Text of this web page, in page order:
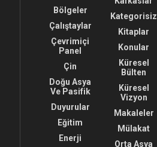
Bölgeler
Çalıştaylar
Çevrimiçi
Panel
Çin
Doğu Asya
Ve Pasifik
Duyurular
Eğitim
Enerji
Kategorisiz
Kitaplar
Konular
Küresel
Bülten
Küresel
Vizyon
Makaleler
Mülakat
Orta Asya